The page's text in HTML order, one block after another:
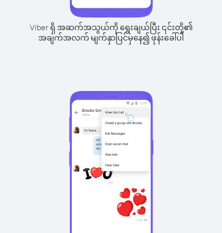
Viber ရှိ အဆက်အသွယ်ကို ရွေးချယ်ပြီး ၎င်းတို့၏
အချက်အလက် မျက်နှာပြင်မှနေ၍ ဖုန်းခေါ်ပါ